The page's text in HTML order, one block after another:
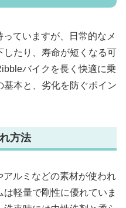
ていますが、日常的なメ
したり、寿命が短くなる可
バイクを長く快適に乗
基本と、劣化を防ぐポイン
方法
ルミなどの素材が使われ
軽量で剛性に優れていま